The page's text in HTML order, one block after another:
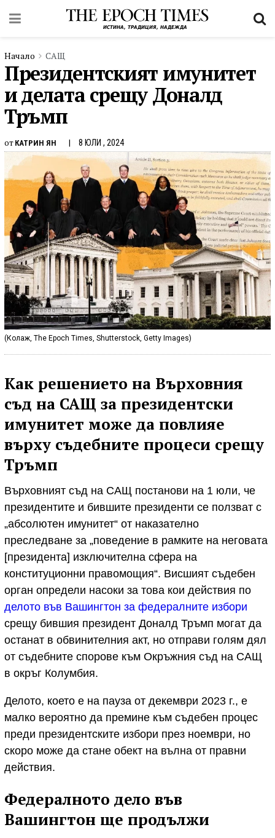
Начало САЩ
Президентският имунитет
и делата срещу Доналд
Тръмп
от КАТРИН ЯН 8 ЮЛИ , 2024
(Колаж, The Epoch Times, Shutterstock, Getty Images)
Как решението на Върховния
съд на САЩ за президентски
имунитет може да повлияе
върху съдебните процеси срещу
Тръмп
Върховният съд на САЩ постанови на 1 юли, че
президентите и бившите президенти се ползват с
„абсолютен имунитет“ от наказателно
преследване за „поведение в рамките на неговата
[президента] изключителна сфера на
конституционни правомощия“. Висшият съдебен
орган определи насоки за това кои действия по
делото във Вашингтон за федералните избори
срещу бившия президент Доналд Тръмп могат да
останат в обвинителния акт, но отправи голям дял
от съдебните спорове към Окръжния съд на САЩ
в окръг Колумбия.
Делото, което е на пауза от декември 2023 г., е
малко вероятно да премине към съдебен процес
преди президентските избори през ноември, но
скоро може да стане обект на вълна от правни
действия.
Федералното дело във
Вашингтон ще продължи